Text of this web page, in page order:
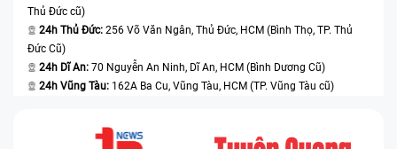
Thủ Đức cũ)
24h Thủ Đức: 256 Võ Văn Ngân, Thủ Đức, HCM (Bình Thọ, TP. Thủ
Đức Cũ)
24h Dĩ An: 70 Nguyễn An Ninh, Dĩ An, HCM (Bình Dương Cũ)
24h Vũng Tàu: 162A Ba Cu, Vũng Tàu, HCM (TP. Vũng Tàu cũ)